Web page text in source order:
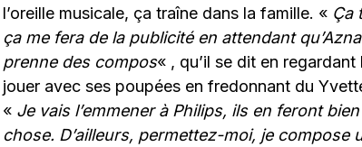
l’oreille musicale, ça traîne dans la famille. « Ça
ça me fera de la publicité en attendant
prenne des compos« , qu’il se dit en regardant
jouer avec ses poupées en fredonnant du
« Je vais l’emmener à Philips, ils en feront
chose. D’ailleurs, permettez-moi, je compose